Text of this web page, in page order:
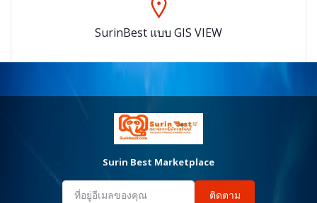
SurinBest แบบ GIS VIEW
Surin Best Marketplace
ติดตาม